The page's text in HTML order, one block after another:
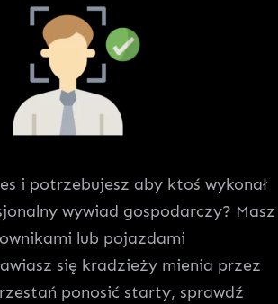
i potrzebujesz aby ktoś wykonał
wywiad gospodarczy? Masz
lub pojazdami
się kradzieży mienia przez
ponosić starty, sprawdź